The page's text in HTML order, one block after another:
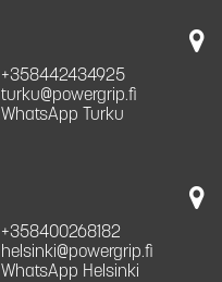
+358442434925
turku@powergrip.fi
WhatsApp Turku
+358400268182
helsinki@powergrip.fi
WhatsApp Helsinki